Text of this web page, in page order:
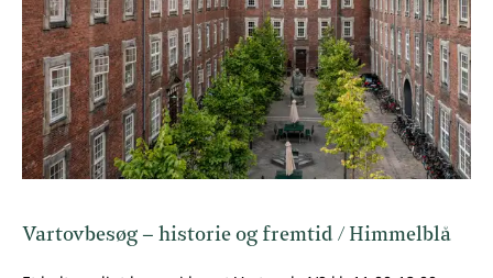
Vartovbesøg – historie og fremtid / Himmelblå